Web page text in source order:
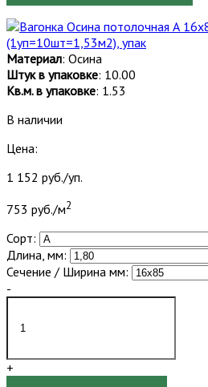
Материал: Осина
Штук в упаковке: 10.00
Кв.м. в упаковке: 1.53
В наличии
Цена:
1 152 руб./уп.
753 руб./м2
Сорт:
Длина, мм:
Сечение / Ширина мм:
-
+